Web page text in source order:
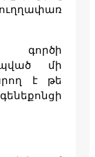
գործի
մի
է թե